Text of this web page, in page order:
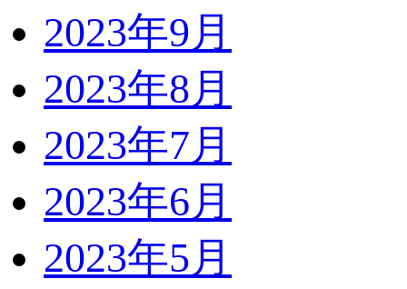
2023年9月
2023年8月
2023年7月
2023年6月
2023年5月